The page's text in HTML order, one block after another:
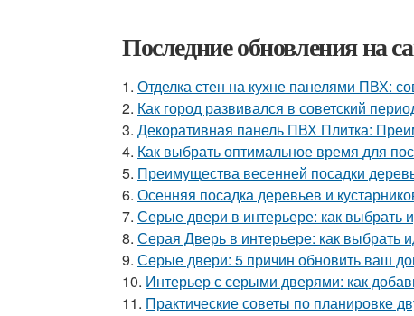
Последние обновления на
1. Отделка стен на кухне панелями ПВХ:
2. Как город развивался в советский
3. Декоративная панель ПВХ Плитка:
4. Как выбрать оптимальное время для
5. Преимущества весенней посадки
6. Осенняя посадка деревьев и
7. Серые двери в интерьере: как выбрать
8. Серая Дверь в интерьере: как выбрать
9. Серые двери: 5 причин обновить ваш
10. Интерьер с серыми дверями: как
11. Практические советы по планировке